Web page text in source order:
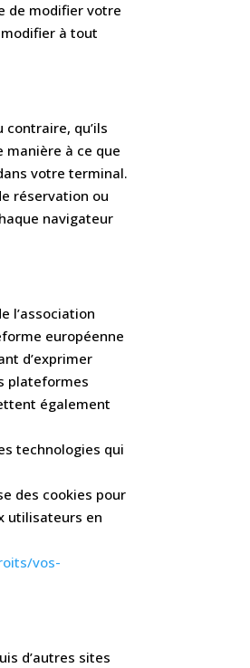
de modifier votre
à tout
qu’ils
à ce que
votre terminal.
réservation ou
navigateur
l’association
européenne
d’exprimer
plateformes
également
technologies qui
des cookies pour
utilisateurs en
vos-
d’autres sites